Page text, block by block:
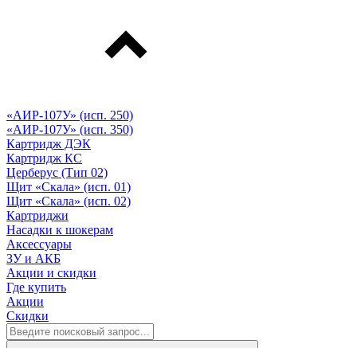
«АИР-107У» (исп. 250)
«АИР-107У» (исп. 350)
Картридж ДЭК
Картридж КС
Церберус (Тип 02)
Щит «Скала» (исп. 01)
Щит «Скала» (исп. 02)
Картриджи
Насадки к шокерам
Аксессуары
ЗУ и АКБ
Акции и скидки
Где купить
Акции
Скидки